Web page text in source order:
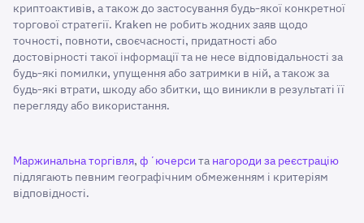
криптоактивів, а також до застосування будь-якої конкретної
торгової стратегії. Kraken не робить жодних заяв щодо
точності, повноти, своєчасності, придатності або
достовірності такої інформації та не несе відповідальності за
будь-які помилки, упущення або затримки в ній, а також за
будь-які втрати, шкоду або збитки, що виникли в результаті її
перегляду або використання.
Маржинальна торгівля, фʼючерси та нагороди за реєстрацію
підлягають певним географічним обмеженням і критеріям
відповідності.